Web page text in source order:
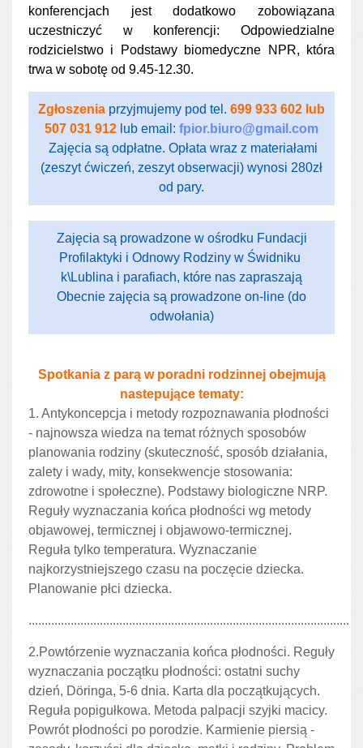
konferencjach jest dodatkowo zobowiązana
uczestniczyć w konferencji: Odpowiedzialne
rodzicielstwo i Podstawy biomedyczne NPR, która
trwa w sobotę od 9.45-12.30.
Zgłoszenia przyjmujemy pod tel. 699 933 602 lub
507 031 912 lub email: fpior.biuro@gmail.com
Zajęcia są odpłatne. Opłata wraz z materiałami
(zeszyt ćwiczeń, zeszyt obserwacji) wynosi 280zł
od pary.
Zajęcia są prowadzone w ośrodku Fundacji
Profilaktyki i Odnowy Rodziny w Świdniku
k\Lublina i parafiach, które nas zapraszają
Obecnie zajęcia są prowadzone on-line (do
odwołania)
Spotkania z parą w poradni rodzinnej obejmują
nastepujące tematy:
1. Antykoncepcja i metody rozpoznawania płodności
- najnowsza wiedza na temat różnych sposobów
planowania rodziny (skuteczność, sposób działania,
zalety i wady, mity, konsekwencje stosowania:
zdrowotne i społeczne). Podstawy biologiczne NRP.
Reguły wyznaczania końca płodności wg metody
objawowej, termicznej i objawowo-termicznej.
Reguła tylko temperatura. Wyznaczanie
najkorzystniejszego czasu na poczęcie dziecka.
Planowanie płci dziecka.
...................................................................................................
2.Powtórzenie wyznaczania końca płodności. Reguły
wyznaczania początku płodności: ostatni suchy
dzień, Döringa, 5-6 dnia. Karta dla początkujących.
Reguła popigułkowa. Metoda palpacji szyjki macicy.
Powrót płodności po porodzie. Karmienie piersią -